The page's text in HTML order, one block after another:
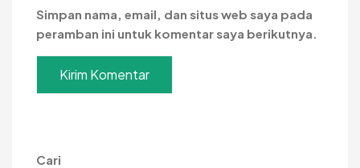
Simpan nama, email, dan situs web saya pada
peramban ini untuk komentar saya berikutnya.
Cari